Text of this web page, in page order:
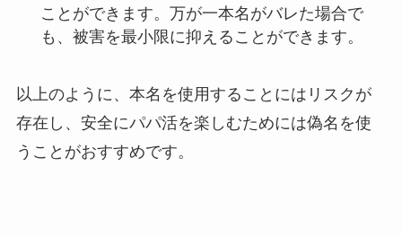
ことができます。万が一本名がバレた場合で
も、被害を最小限に抑えることができます。
以上のように、本名を使用することにはリスクが
存在し、安全にパパ活を楽しむためには偽名を使
うことがおすすめです。